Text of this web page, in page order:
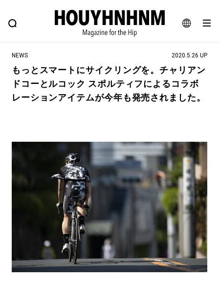
JA
EN
FEATURE BLOG SNAP
ヒップなファッション、カルチャー、ライフスタイルWEBマガジン
#注目のタグ
#NEW VINTAGE #マイナーグッド図鑑
#路地裏てぃーん。 #MONTHLY JOURNAL
#GH 銘品の所以 #フイナムのYouTube
#Commune H #FOCUS IT #AH.H
#ととけん #FASHION #MOVIE
#LIFESTYLE #SNEAKER
#HANDSOME HANDBOOK
NEWS 2020.5.26 UP
もっとスマートにサイクリングを。チャリアン
ドコーとルコック スポルティフによるコラボ
レーションアイテムが今年も発売されました。